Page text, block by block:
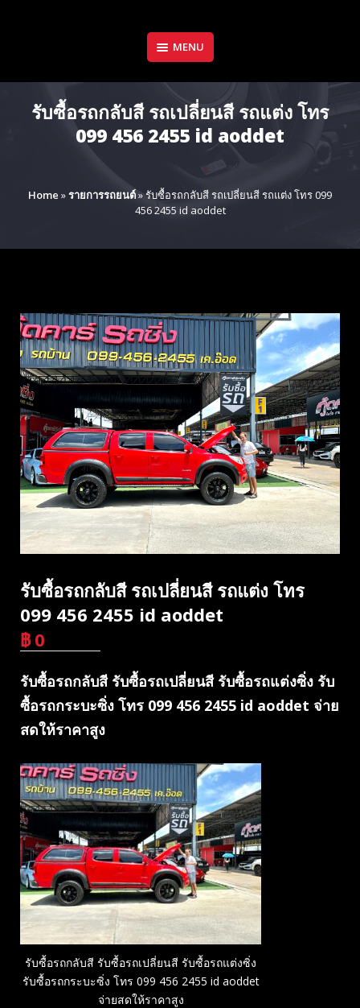
MENU
รับซื้อรถกลับสี รถเปลี่ยนสี รถแต่ง โทร
099 456 2455 id aoddet
Home »รายการรถยนต์»รับซื้อรถกลับสี รถเปลี่ยนสี รถแต่ง โทร 099
456 2455 id aoddet
รับซื้อรถกลับสี รถเปลี่ยนสี รถแต่ง โทร
099 456 2455 id aoddet
฿ 0
รับซื้อรถกลับสี รับซื้อรถเปลี่ยนสี รับซื้อรถแต่งซิ่ง รับ
ซื้อรถกระบะซิ่ง โทร 099 456 2455 id aoddet จ่าย
สดให้ราคาสูง
รับซื้อรถกลับสี รับซื้อรถเปลี่ยนสี รับซื้อรถแต่งซิ่ง
รับซื้อรถกระบะซิ่ง โทร 099 456 2455 id aoddet
จ่ายสดให้ราคาสูง